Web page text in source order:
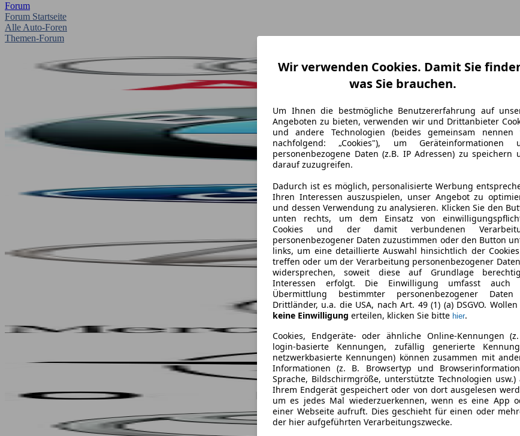
Forum
Forum Startseite
Alle Auto-Foren
Themen-Forum
Wir verwenden Cookies. Damit Sie
was Sie brauchen.
Um Ihnen die bestmögliche Benutzererfahrung auf
Angeboten zu bieten, verwenden wir und Drittanbieter
und andere Technologien (beides gemeinsam nennen
nachfolgend: „Cookies"), um Geräteinformationen
personenbezogene Daten (z.B. IP Adressen) zu speichern
darauf zuzugreifen.
Dadurch ist es möglich, personalisierte Werbung
Ihren Interessen auszuspielen, unser Angebot zu
und dessen Verwendung zu analysieren. Klicken Sie den
unten rechts, um dem Einsatz von
Cookies und der damit verbundenen
personenbezogener Daten zuzustimmen oder den Button
links, um eine detaillierte Auswahl hinsichtlich der
treffen oder um der Verarbeitung personenbezogener
widersprechen, soweit diese auf Grundlage
Interessen erfolgt. Die Einwilligung umfasst auch
Übermittlung bestimmter personenbezogener
Drittländer, u.a. die USA, nach Art. 49 (1) (a) DSGVO. Wollen
keine Einwilligung erteilen, klicken Sie bitte hier.
Cookies, Endgeräte- oder ähnliche Online-Kennungen
login-basierte Kennungen, zufällig generierte
netzwerkbasierte Kennungen) können zusammen mit
Informationen (z. B. Browsertyp und
Sprache, Bildschirmgröße, unterstützte Technologien usw.)
Ihrem Endgerät gespeichert oder von dort ausgelesen
um es jedes Mal wiederzuerkennen, wenn es eine App
einer Webseite aufruft. Dies geschieht für einen oder
der hier aufgeführten Verarbeitungszwecke.